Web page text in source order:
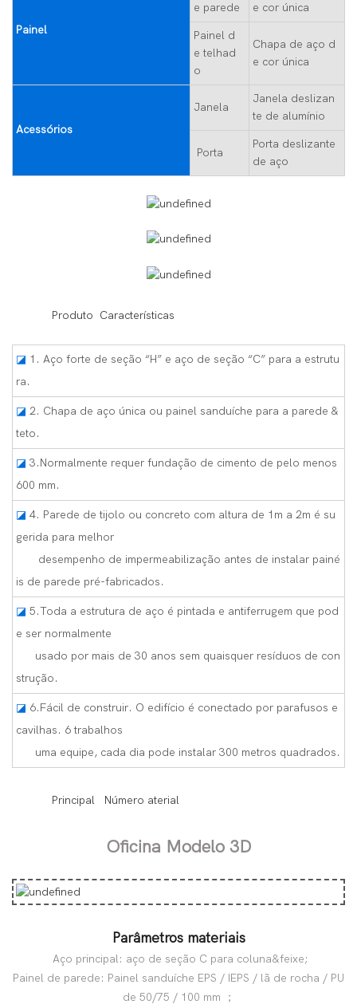
Painel
e parede
e cor única
Painel d
e telhad
o
Chapa de aço d
e cor única
Acessórios
Janela
Janela deslizan
te de alumínio
Porta
Porta deslizante
de aço
Produto Características
◪ 1. Aço forte de seção “H” e aço de seção “C” para a estrutu
ra.
◪ 2. Chapa de aço única ou painel sanduíche para a parede &
teto.
◪ 3.Normalmente requer fundação de cimento de pelo menos
600 mm.
◪ 4. Parede de tijolo ou concreto com altura de 1m a 2m é su
gerida para melhor
desempenho de impermeabilização antes de instalar painé
is de parede pré-fabricados.
◪ 5.Toda a estrutura de aço é pintada e antiferrugem que pod
e ser normalmente
usado por mais de 30 anos sem quaisquer resíduos de con
strução.
◪ 6.Fácil de construir. O edifício é conectado por parafusos e
cavilhas. 6 trabalhos
uma equipe, cada dia pode instalar 300 metros quadrados.
Principal Número aterial
Oficina Modelo 3D
Parâmetros materiais
Aço principal: aço de seção C para coluna&feixe;
Painel de parede: Painel sanduíche EPS / IEPS / lã de rocha / PU
de 50/75 / 100 mm ；